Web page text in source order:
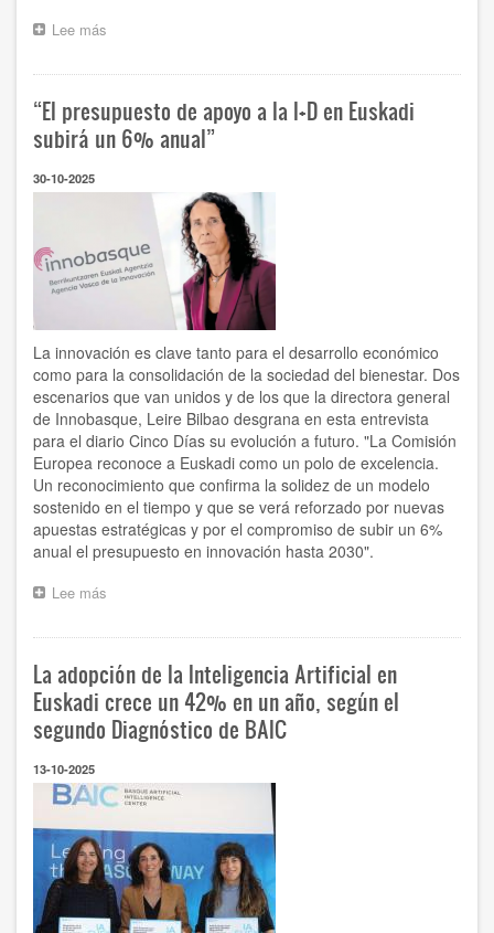
Lee más
anuncia
las
74
finalistas
colaborar
con
70
empresas
en
la
10ª
edición
de
BIND
Corporate
“El presupuesto de apoyo a la I+D en Euskadi
subirá un 6% anual”
30-10-2025
La innovación es clave tanto para el desarrollo económico
como para la consolidación de la sociedad del bienestar. Dos
escenarios que van unidos y de los que la directora general
de Innobasque, Leire Bilbao desgrana en esta entrevista
para el diario Cinco Días su evolución a futuro. "La Comisión
Europea reconoce a Euskadi como un polo de excelencia.
Un reconocimiento que confirma la solidez de un modelo
sostenido en el tiempo y que se verá reforzado por nuevas
apuestas estratégicas y por el compromiso de subir un 6%
anual el presupuesto en innovación hasta 2030".
Lee más
apoyo
la
I+D
subirá
un
6%
anual”
La adopción de la Inteligencia Artificial en
Euskadi crece un 42% en un año, según el
segundo Diagnóstico de BAIC
13-10-2025